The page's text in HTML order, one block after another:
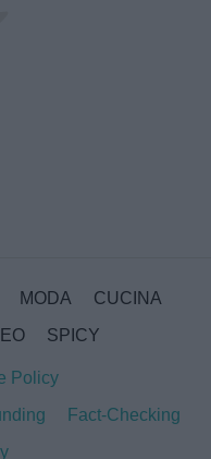
MODA
CUCINA
SPICY
Policy
Fact-Checking